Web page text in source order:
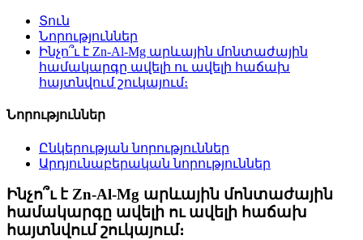
Տուն
Նորություններ
Ինչո՞ւ է Zn-Al-Mg արևային մոնտաժային
համակարգը ավելի ու ավելի հաճախ
հայտնվում շուկայում։
Նորություններ
Ընկերության նորություններ
Արդյունաբերական նորություններ
Ինչո՞ւ է Zn-Al-Mg արևային մոնտաժային
համակարգը ավելի ու ավելի հաճախ
հայտնվում շուկայում։